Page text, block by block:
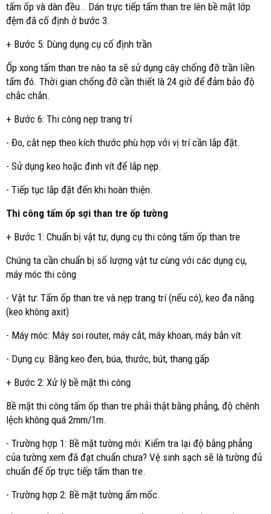
tấm ốp và dàn đều.. Dán trực tiếp tấm than tre lên bề mặt lớp
đệm đã cố định ở bước 3.
+ Bước 5: Dùng dụng cụ cố định trần
Ốp xong tấm than tre nào ta sẽ sử dụng cây chống đỡ trần liền
tấm đó. Thời gian chống đỡ cần thiết là 24 giờ để đảm bảo độ
chắc chắn.
+ Bước 6: Thi công nẹp trang trí
- Đo, cắt nẹp theo kích thước phù hợp với vị trí cần lắp đặt.
- Sử dụng keo hoặc đinh vít để lắp nẹp.
- Tiếp tục lắp đặt đến khi hoàn thiện.
Thi công tấm ốp sợi than tre ốp tường
+ Bước 1: Chuẩn bị vật tư, dụng cụ thi công tấm ốp than tre
Chúng ta cần chuẩn bị số lượng vật tư cùng với các dụng cụ,
máy móc thi công
- Vật tư: Tấm ốp than tre và nẹp trang trí (nếu có), keo đa năng
(keo không axit)
- Máy móc: Máy soi router, máy cắt, máy khoan, máy bắn vít
- Dụng cụ: Băng keo đen, búa, thước, bút, thang gấp
+ Bước 2: Xử lý bề mặt thi công
Bề mặt thi công tấm ốp than tre phải thật bằng phẳng, độ chênh
lệch không quá 2mm/1m.
- Trường hợp 1: Bề mặt tường mới: Kiểm tra lại độ bằng phẳng
của tường xem đã đạt chuẩn chưa? Vệ sinh sạch sẽ là tường đủ
chuẩn để ốp trực tiếp tấm than tre.
- Trường hợp 2: Bề mặt tường ẩm mốc.